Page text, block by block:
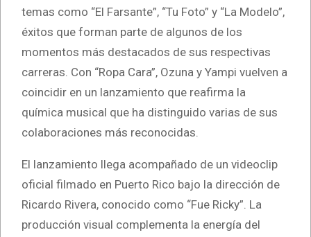
temas como “El Farsante”, “Tu Foto” y “La Modelo”,
éxitos que forman parte de algunos de los
momentos más destacados de sus respectivas
carreras. Con “Ropa Cara”, Ozuna y Yampi vuelven a
coincidir en un lanzamiento que reafirma la
química musical que ha distinguido varias de sus
colaboraciones más reconocidas.
El lanzamiento llega acompañado de un videoclip
oficial filmado en Puerto Rico bajo la dirección de
Ricardo Rivera, conocido como “Fue Ricky”. La
producción visual complementa la energía del